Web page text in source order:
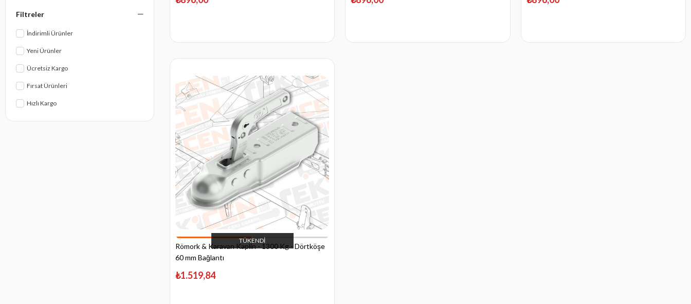
Filtreler
İndirimli Ürünler
Yeni Ürünler
Ücretsiz Kargo
Fırsat Ürünleri
Hızlı Kargo
TÜKENDI
Römork & Karavan Kaplin - 1300 Kg - Dörtköşe
60 mm Bağlantı
₺1.519,84